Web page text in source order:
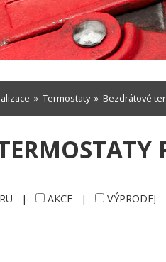
» Termostaty» Bezdrátové
| AKCE |
VÝPRODEJ